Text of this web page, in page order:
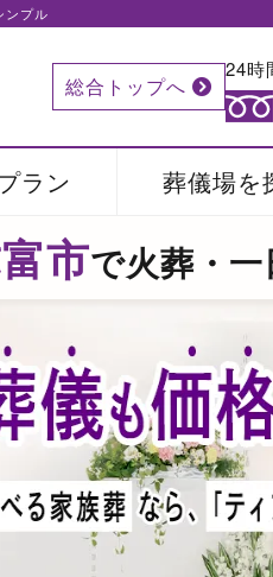
ンプル
総合トップへ
24時
ラン 葬儀場を
市で火葬・